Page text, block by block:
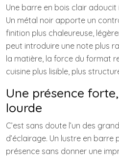
Une barre en bois clair adoucit
Un métal noir apporte un
finition plus chaleureuse,
peut introduire une note plus
la matière, la force du format
cuisine plus lisible, plus
Une présence
lourde
C’est sans doute l’un des
d’éclairage. Un lustre en
présence sans donner une